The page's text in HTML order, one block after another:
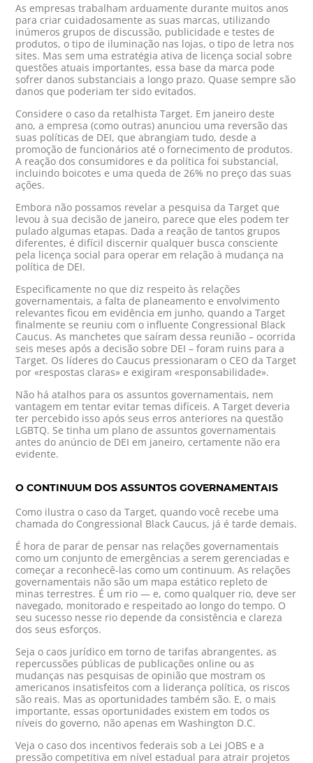
As empresas trabalham arduamente durante muitos anos
para criar cuidadosamente as suas marcas, utilizando
inúmeros grupos de discussão, publicidade e testes de
produtos, o tipo de iluminação nas lojas, o tipo de letra nos
sites. Mas sem uma estratégia ativa de licença social sobre
questões atuais importantes, essa base da marca pode
sofrer danos substanciais a longo prazo. Quase sempre são
danos que poderiam ter sido evitados.
Considere o caso da retalhista Target. Em janeiro deste
ano, a empresa (como outras) anunciou uma reversão das
suas políticas de DEI, que abrangiam tudo, desde a
promoção de funcionários até o fornecimento de produtos.
A reação dos consumidores e da política foi substancial,
incluindo boicotes e uma queda de 26% no preço das suas
ações.
Embora não possamos revelar a pesquisa da Target que
levou à sua decisão de janeiro, parece que eles podem ter
pulado algumas etapas. Dada a reação de tantos grupos
diferentes, é difícil discernir qualquer busca consciente
pela licença social para operar em relação à mudança na
política de DEI.
Especificamente no que diz respeito às relações
governamentais, a falta de planeamento e envolvimento
relevantes ficou em evidência em junho, quando a Target
finalmente se reuniu com o influente Congressional Black
Caucus. As manchetes que saíram dessa reunião – ocorrida
seis meses após a decisão sobre DEI – foram ruins para a
Target. Os líderes do Caucus pressionaram o CEO da Target
por «respostas claras» e exigiram «responsabilidade».
Não há atalhos para os assuntos governamentais, nem
vantagem em tentar evitar temas difíceis. A Target deveria
ter percebido isso após seus erros anteriores na questão
LGBTQ. Se tinha um plano de assuntos governamentais
antes do anúncio de DEI em janeiro, certamente não era
evidente.
O CONTINUUM DOS ASSUNTOS GOVERNAMENTAIS
Como ilustra o caso da Target, quando você recebe uma
chamada do Congressional Black Caucus, já é tarde demais.
É hora de parar de pensar nas relações governamentais
como um conjunto de emergências a serem gerenciadas e
começar a reconhecê-las como um continuum. As relações
governamentais não são um mapa estático repleto de
minas terrestres. É um rio — e, como qualquer rio, deve ser
navegado, monitorado e respeitado ao longo do tempo. O
seu sucesso nesse rio depende da consistência e clareza
dos seus esforços.
Seja o caos jurídico em torno de tarifas abrangentes, as
repercussões públicas de publicações online ou as
mudanças nas pesquisas de opinião que mostram os
americanos insatisfeitos com a liderança política, os riscos
são reais. Mas as oportunidades também são. E, o mais
importante, essas oportunidades existem em todos os
níveis do governo, não apenas em Washington D.C.
Veja o caso dos incentivos federais sob a Lei JOBS e a
pressão competitiva em nível estadual para atrair projetos